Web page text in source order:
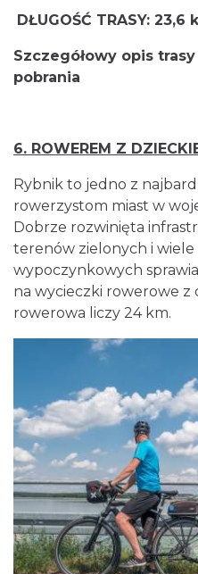
DŁUGOŚĆ TRASY: 23,6
Szczegółowy opis
pobrania
6. ROWEREM Z
Rybnik to jedno z
rowerzystom miast w
Dobrze rozwinięta
terenów zielonych i
wypoczynkowych
na wycieczki rowerowe z
rowerowa liczy 24 km.